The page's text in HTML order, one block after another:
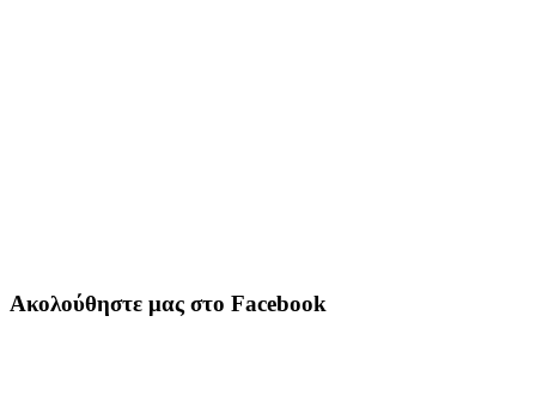
Ακολούθηστε μας στο Facebook